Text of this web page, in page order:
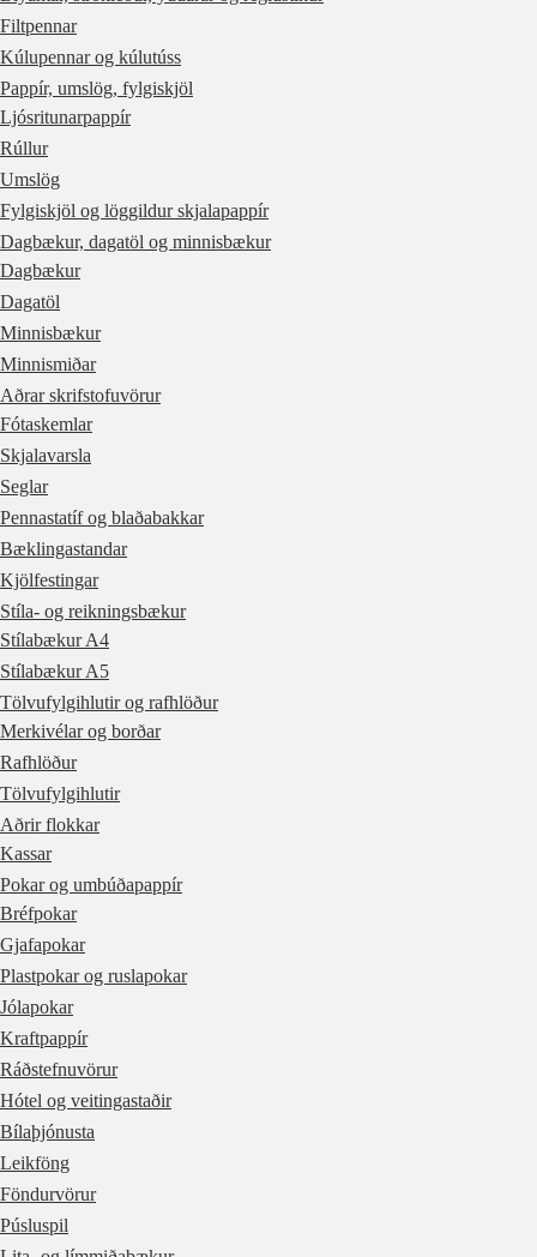
Filtpennar
Kúlupennar og kúlutúss
Pappír, umslög, fylgiskjöl
Ljósritunarpappír
Rúllur
Umslög
Fylgiskjöl og löggildur skjalapappír
Dagbækur, dagatöl og minnisbækur
Dagbækur
Dagatöl
Minnisbækur
Minnismiðar
Aðrar skrifstofuvörur
Fótaskemlar
Skjalavarsla
Seglar
Pennastatíf og blaðabakkar
Bæklingastandar
Kjölfestingar
Stíla- og reikningsbækur
Stílabækur A4
Stílabækur A5
Tölvufylgihlutir og rafhlöður
Merkivélar og borðar
Rafhlöður
Tölvufylgihlutir
Aðrir flokkar
Kassar
Pokar og umbúðapappír
Bréfpokar
Gjafapokar
Plastpokar og ruslapokar
Jólapokar
Kraftpappír
Ráðstefnuvörur
Hótel og veitingastaðir
Bílaþjónusta
Leikföng
Föndurvörur
Púsluspil